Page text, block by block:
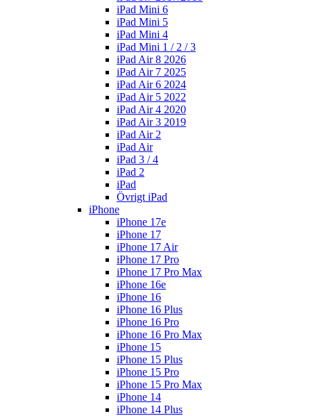
iPad Mini 6
iPad Mini 5
iPad Mini 4
iPad Mini 1 / 2 / 3
iPad Air 8 2026
iPad Air 7 2025
iPad Air 6 2024
iPad Air 5 2022
iPad Air 4 2020
iPad Air 3 2019
iPad Air 2
iPad Air
iPad 3 / 4
iPad 2
iPad
Övrigt iPad
iPhone
iPhone 17e
iPhone 17
iPhone 17 Air
iPhone 17 Pro
iPhone 17 Pro Max
iPhone 16e
iPhone 16
iPhone 16 Plus
iPhone 16 Pro
iPhone 16 Pro Max
iPhone 15
iPhone 15 Plus
iPhone 15 Pro
iPhone 15 Pro Max
iPhone 14
iPhone 14 Plus